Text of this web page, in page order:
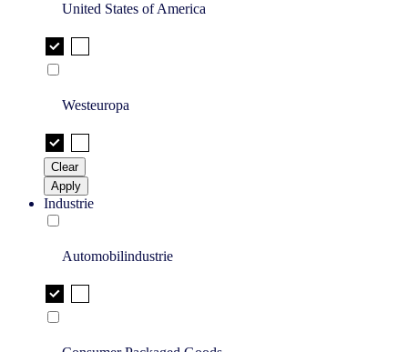
United States of America
Westeuropa
Clear
Apply
Industrie
Automobilindustrie